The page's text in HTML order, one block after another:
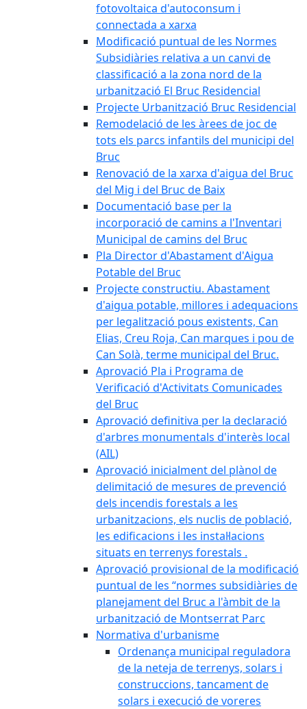
fotovoltaica d'autoconsum i
connectada a xarxa
Modificació puntual de les Normes
Subsidiàries relativa a un canvi de
classificació a la zona nord de la
urbanització El Bruc Residencial
Projecte Urbanització Bruc Residencial
Remodelació de les àrees de joc de
tots els parcs infantils del municipi del
Bruc
Renovació de la xarxa d'aigua del Bruc
del Mig i del Bruc de Baix
Documentació base per la
incorporació de camins a l'Inventari
Municipal de camins del Bruc
Pla Director d'Abastament d'Aigua
Potable del Bruc
Projecte constructiu. Abastament
d'aigua potable, millores i adequacions
per legalització pous existents, Can
Elias, Creu Roja, Can marques i pou de
Can Solà, terme municipal del Bruc.
Aprovació Pla i Programa de
Verificació d'Activitats Comunicades
del Bruc
Aprovació definitiva per la declaració
d'arbres monumentals d'interès local
(AIL)
Aprovació inicialment del plànol de
delimitació de mesures de prevenció
dels incendis forestals a les
urbanitzacions, els nuclis de població,
les edificacions i les instal·lacions
situats en terrenys forestals .
Aprovació provisional de la modificació
puntual de les “normes subsidiàries de
planejament del Bruc a l'àmbit de la
urbanització de Montserrat Parc
Normativa d'urbanisme
Ordenança municipal reguladora
de la neteja de terrenys, solars i
construccions, tancament de
solars i execució de voreres